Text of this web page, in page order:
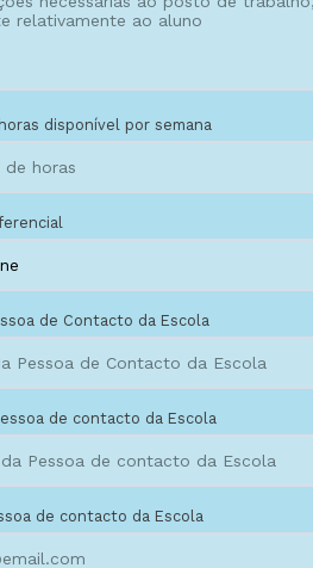
disponível por semana
de Contacto da Escola
de contacto da Escola
de contacto da Escola